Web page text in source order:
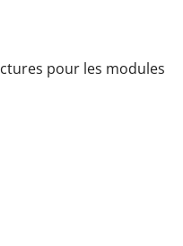
pour les modules